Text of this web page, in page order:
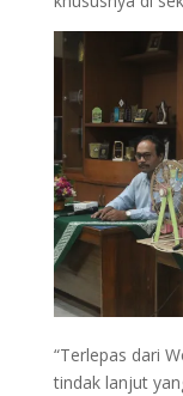
“Terlepas dari
tindak lanjut